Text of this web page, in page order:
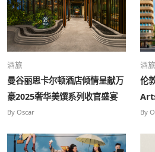
酒旅
曼谷丽思卡尔顿酒店倾情呈献万
豪2025奢华美馔系列收官盛宴
——致敬泰国“被遗忘的风味”
By Oscar
酒旅
伦
系
By